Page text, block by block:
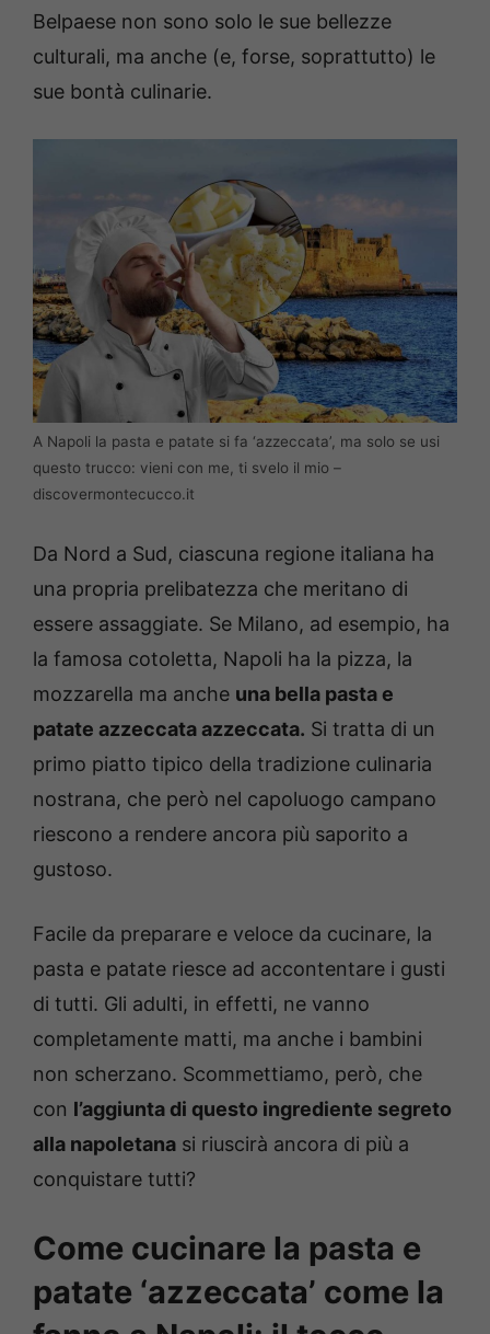
Belpaese non sono solo le sue bellezze
culturali, ma anche (e, forse, soprattutto) le
sue bontà culinarie.
A Napoli la pasta e patate si fa ‘azzeccata’, ma solo se usi
questo trucco: vieni con me, ti svelo il mio –
discovermontecucco.it
Da Nord a Sud, ciascuna regione italiana ha
una propria prelibatezza che meritano di
essere assaggiate. Se Milano, ad esempio, ha
la famosa cotoletta, Napoli ha la pizza, la
mozzarella ma anche una bella pasta e
patate azzeccata azzeccata. Si tratta di un
primo piatto tipico della tradizione culinaria
nostrana, che però nel capoluogo campano
riescono a rendere ancora più saporito a
gustoso.
Facile da preparare e veloce da cucinare, la
pasta e patate riesce ad accontentare i gusti
di tutti. Gli adulti, in effetti, ne vanno
completamente matti, ma anche i bambini
non scherzano. Scommettiamo, però, che
con l’aggiunta di questo ingrediente segreto
alla napoletana si riuscirà ancora di più a
conquistare tutti?
Come cucinare la pasta e
patate ‘azzeccata’ come la